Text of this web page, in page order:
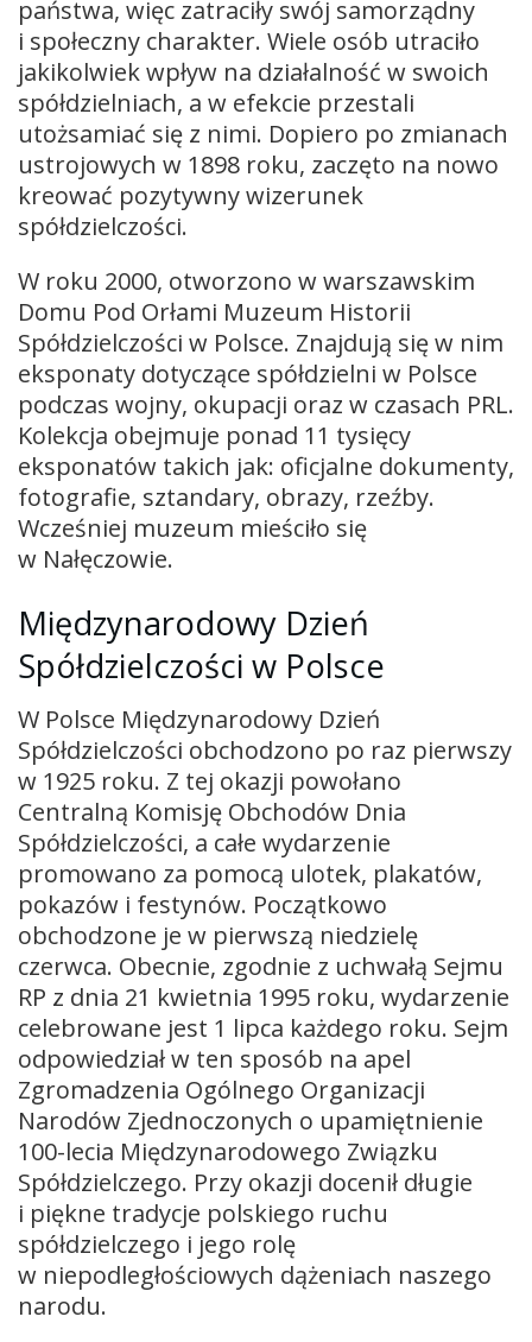
państwa, więc zatraciły swój samorządny
i społeczny charakter. Wiele osób utraciło
jakikolwiek wpływ na działalność w swoich
spółdzielniach, a w efekcie przestali
utożsamiać się z nimi. Dopiero po zmianach
ustrojowych w 1898 roku, zaczęto na nowo
kreować pozytywny wizerunek
spółdzielczości.
W roku 2000, otworzono w warszawskim
Domu Pod Orłami Muzeum Historii
Spółdzielczości w Polsce. Znajdują się w nim
eksponaty dotyczące spółdzielni w Polsce
podczas wojny, okupacji oraz w czasach PRL.
Kolekcja obejmuje ponad 11 tysięcy
eksponatów takich jak: oficjalne dokumenty,
fotografie, sztandary, obrazy, rzeźby.
Wcześniej muzeum mieściło się
w Nałęczowie.
Międzynarodowy Dzień
Spółdzielczości w Polsce
W Polsce Międzynarodowy Dzień
Spółdzielczości obchodzono po raz pierwszy
w 1925 roku. Z tej okazji powołano
Centralną Komisję Obchodów Dnia
Spółdzielczości, a całe wydarzenie
promowano za pomocą ulotek, plakatów,
pokazów i festynów. Początkowo
obchodzone je w pierwszą niedzielę
czerwca. Obecnie, zgodnie z uchwałą Sejmu
RP z dnia 21 kwietnia 1995 roku, wydarzenie
celebrowane jest 1 lipca każdego roku. Sejm
odpowiedział w ten sposób na apel
Zgromadzenia Ogólnego Organizacji
Narodów Zjednoczonych o upamiętnienie
100-lecia Międzynarodowego Związku
Spółdzielczego. Przy okazji docenił długie
i piękne tradycje polskiego ruchu
spółdzielczego i jego rolę
w niepodległościowych dążeniach naszego
narodu.